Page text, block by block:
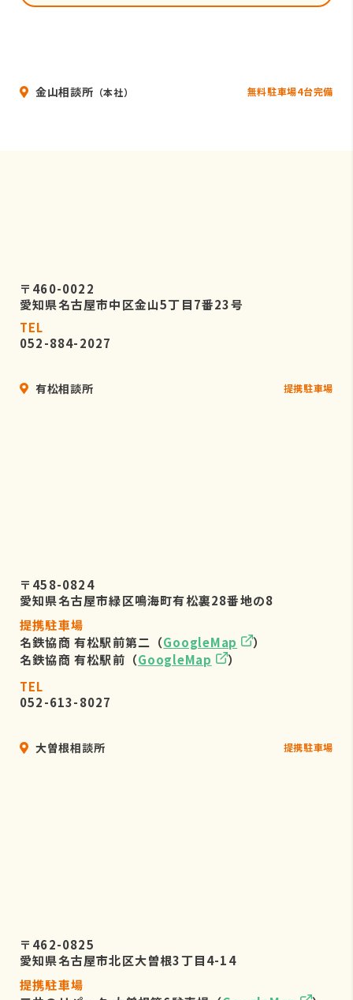
金山相談所 （本社） 無料駐車場4台完備
〒460-0022
愛知県名古屋市中区金山5丁目7番23号
TEL
052-884-2027
有松相談所 提携駐車場
〒458-0824
愛知県名古屋市緑区鳴海町有松裏28番地の8
提携駐車場
名鉄協商 有松駅前第二（GoogleMap
）
名鉄協商 有松駅前（GoogleMap
）
TEL
052-613-8027
大曽根相談所 提携駐車場
〒462-0825
愛知県名古屋市北区大曽根3丁目4-14
提携駐車場